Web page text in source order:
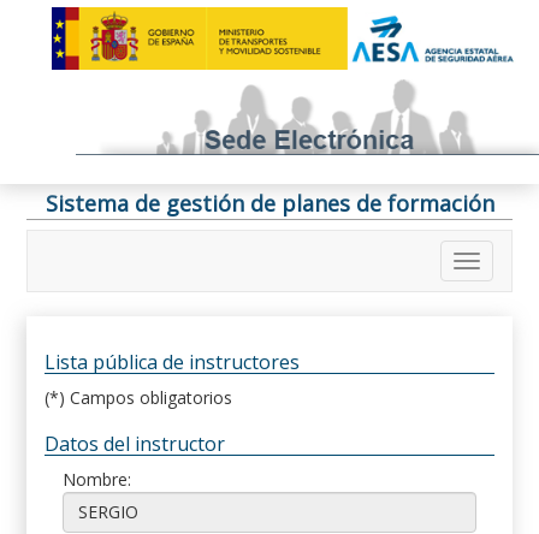
Sistema de gestión de planes de formación
Lista pública de instructores
(*) Campos obligatorios
Datos del instructor
Nombre: